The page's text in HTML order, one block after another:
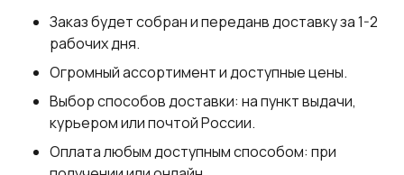
Заказ будет собран и переданв доставку за 1-2
рабочих дня.
Огромный ассортимент и доступные цены.
Выбор способов доставки: на пункт выдачи,
курьером или почтой России.
Оплата любым доступным способом: при